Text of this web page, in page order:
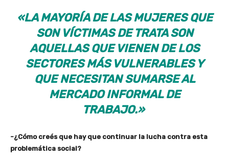
«LA MAYORÍA DE LAS MUJERES QUE
SON VÍCTIMAS DE TRATA SON
AQUELLAS QUE VIENEN DE LOS
SECTORES MÁS VULNERABLES Y
QUE NECESITAN SUMARSE AL
MERCADO INFORMAL DE
TRABAJO.»
-¿Cómo creés que hay que continuar la lucha contra esta
problemática social?